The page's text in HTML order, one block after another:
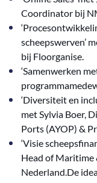
Coordinator bij
scheepswerven’
bij Floorganise.
‘Samenwerken
‘Diversiteit en
met Sylvia Boer,
Ports (AYOP) &
‘Visie
Head of Maritime
Nederland.De